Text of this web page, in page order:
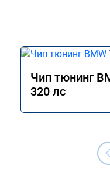
Чип тюнинг
320 лс